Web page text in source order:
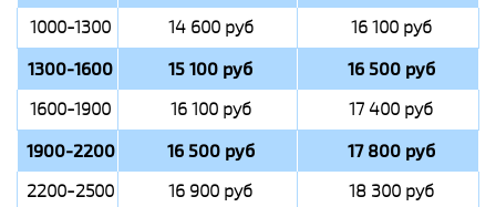
1000-1300 14 600 руб 16 100 руб
1300-1600 15 100 руб 16 500 руб
1600-1900 16 100 руб 17 400 руб
1900-2200 16 500 руб 17 800 руб
2200-2500 16 900 руб 18 300 руб